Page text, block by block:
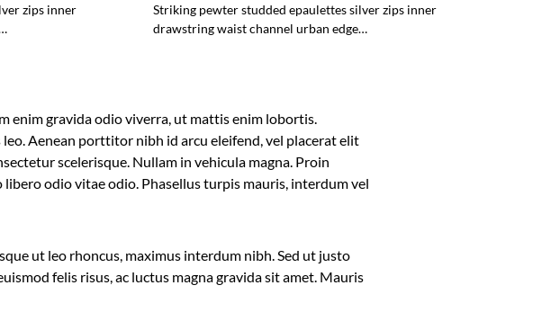
zips inner
Striking pewter studded epaulettes silver zips inner
drawstring waist channel urban edge…
enim gravida odio viverra, ut mattis enim lobortis.
Aenean porttitor nibh id arcu eleifend, vel placerat elit
scelerisque. Nullam in vehicula magna. Proin
libero odio vitae odio. Phasellus turpis mauris, interdum vel
ut leo rhoncus, maximus interdum nibh. Sed ut justo
felis risus, ac luctus magna gravida sit amet. Mauris